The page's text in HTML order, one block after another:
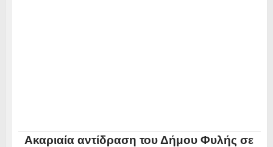
Ακαριαία αντίδραση του Δήμου Φυλής σε